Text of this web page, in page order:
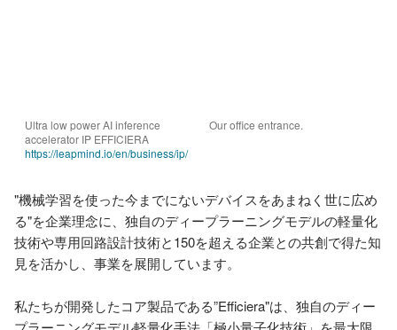
Ultra low power AI inference
https://leapmind.io/en/business/ip/
Our office entrance.
"機械学習を使った今までにないデバイスをあまねく世に広め
る"を企業理念に、独自のディープラーニングモデルの軽量化
技術や専用回路設計技術と150を超える企業との共創で得た知
見を活かし、事業を展開しています。
私たちが開発したコア製品である”Efficiera"は、独自のディー